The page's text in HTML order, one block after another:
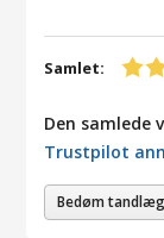
Samlet:
Den samlede
Trustpilot
Bedøm